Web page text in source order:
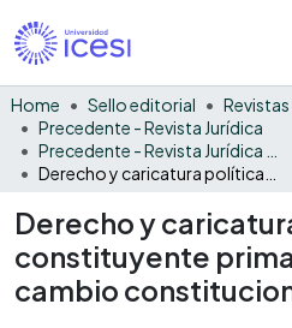
Home Sello editorial
Revistas
Precedente - Revista Jurídica
Derecho y
constituyente
cambio